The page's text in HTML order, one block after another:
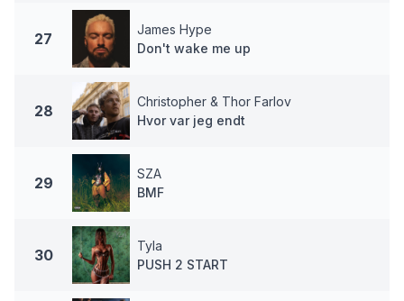
27
James Hype
Don't wake me up
28
Christopher & Thor Farlov
Hvor var jeg endt
29
SZA
BMF
30
Tyla
PUSH 2 START